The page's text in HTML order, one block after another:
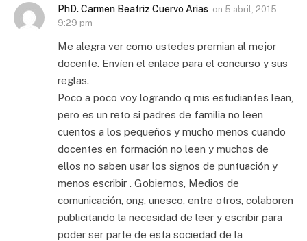
PhD. Carmen Beatriz Cuervo Arias on 5 abril, 2015
9:29 pm
Me alegra ver como ustedes premian al mejor
docente. Envíen el enlace para el concurso y sus
reglas.
Poco a poco voy logrando q mis estudiantes lean,
pero es un reto si padres de familia no leen
cuentos a los pequeños y mucho menos cuando
docentes en formación no leen y muchos de
ellos no saben usar los signos de puntuación y
menos escribir . Gobiernos, Medios de
comunicación, ong, unesco, entre otros, colaboren
publicitando la necesidad de leer y escribir para
poder ser parte de esta sociedad de la